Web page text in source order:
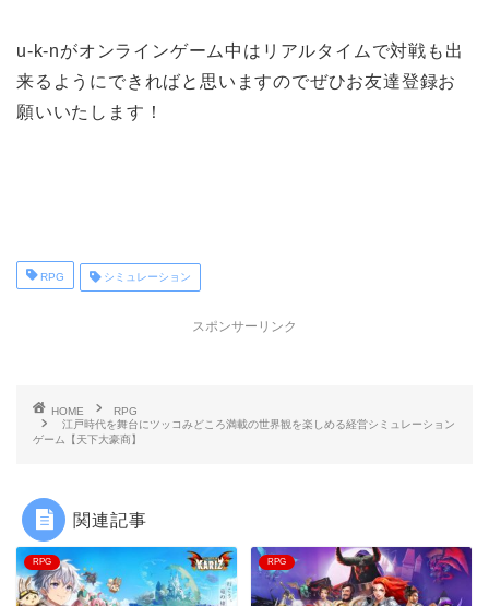
u-k-nがオンラインゲーム中はリアルタイムで対戦も出
来るようにできればと思いますのでぜひお友達登録お
願いいたします！
RPG シミュレーション
スポンサーリンク
HOME
RPG
江戸時代を舞台にツッコみどころ満載の世界観を楽しめる経営シミュレーション
ゲーム【天下大豪商】
関連記事
RPG RPG